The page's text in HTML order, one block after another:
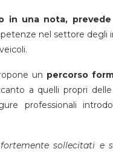
in una nota,
nel settore degli
un percorso
a quelli propri
professionali
sollecitati e